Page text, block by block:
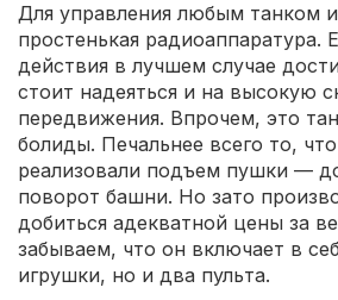
Для управления любым танком
простенькая радиоаппаратура.
действия в лучшем случае
стоит надеяться и на высокую
передвижения. Впрочем, это
болиды. Печальнее всего то,
реализовали подъем пушки —
поворот башни. Но зато
добиться адекватной цены за
забываем, что он включает в
игрушки, но и два пульта.